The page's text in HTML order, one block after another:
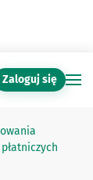
Zaloguj się